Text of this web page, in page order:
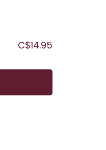
C$14.95